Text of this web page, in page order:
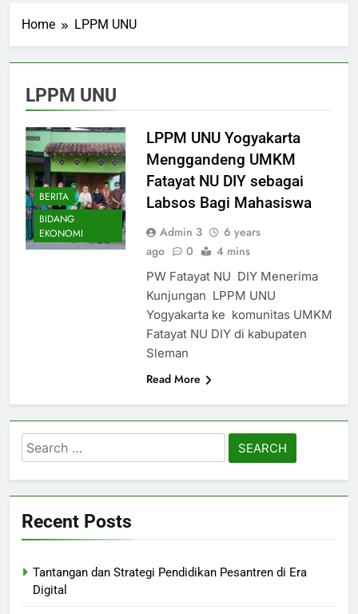
Home LPPM UNU
LPPM UNU
BERITA
BIDANG
EKONOMI
LPPM UNU Yogyakarta
Menggandeng UMKM
Fatayat NU DIY sebagai
Labsos Bagi Mahasiswa
Admin 3
6 years
ago
0 4 mins
PW Fatayat NU DIY Menerima
Kunjungan LPPM UNU
Yogyakarta ke komunitas UMKM
Fatayat NU DIY di kabupaten
Sleman
Read More
Search
for:
Recent Posts
Tantangan dan Strategi Pendidikan Pesantren di Era
Digital